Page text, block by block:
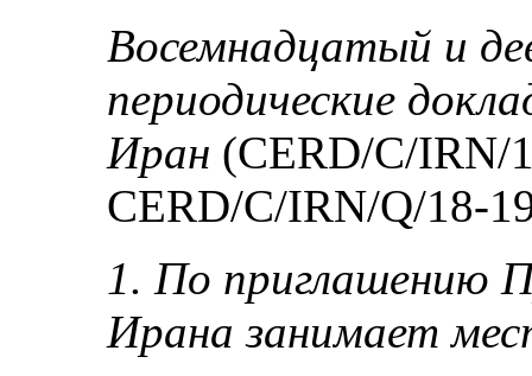
Восемнадцатый и
периодические
Иран (CERD/C/IRN/
CERD/C/IRN/Q/18-
1. По приглашению
Ирана занимает